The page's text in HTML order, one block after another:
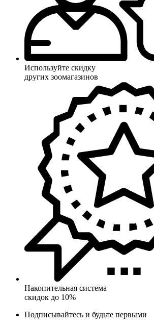
Используйте скидку
других зоомагазинов
Накопительная система
скидок до 10%
Подписывайтесь и будьте первыми